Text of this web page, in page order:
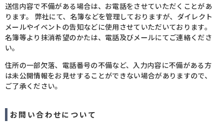
送信内容で不備がある場合は、お電話をさせていただくことがあ
ります。 弊社にて、名簿などを管理しておりますが、ダイレクト
メールやイベントの告知などに使用させていただいております。
名簿等より抹消希望のかたは、電話及びメールにてご連絡くださ
い。
住所の一部欠落、電話番号の不備など、入力内容に不備がある方
は未公開情報をお見せすることができない場合がありますので、
ご了承ください。
お問い合わせについて